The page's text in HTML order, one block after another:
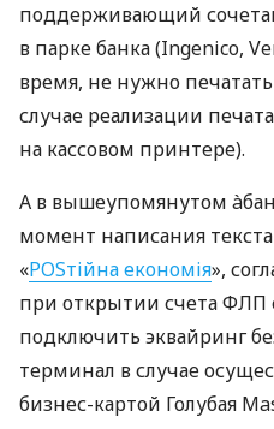
поддерживающий
в парке банка (Ingenico,
время, не нужно
случае реализации
на кассовом принтере).
А в вышеупомянутом
момент написания
«POSтійна економія»,
при открытии счета ФЛП
подключить эквайринг
терминал в случае
бизнес-картой Голубая